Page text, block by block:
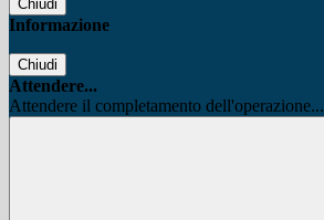
Chiudi
Informazione
Chiudi
Attendere...
Attendere il completamento dell'operazione...